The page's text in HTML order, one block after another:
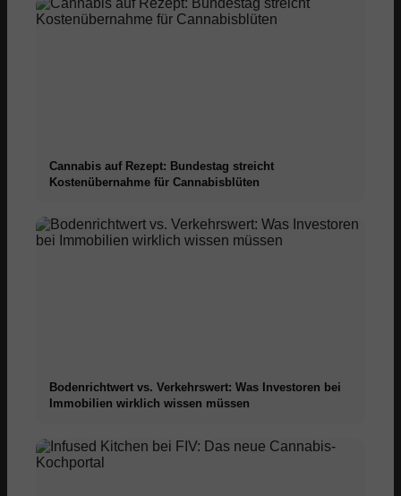
Cannabis auf Rezept: Bundestag streicht
Kostenübernahme für Cannabisblüten
Bodenrichtwert vs. Verkehrswert: Was Investoren bei
Immobilien wirklich wissen müssen